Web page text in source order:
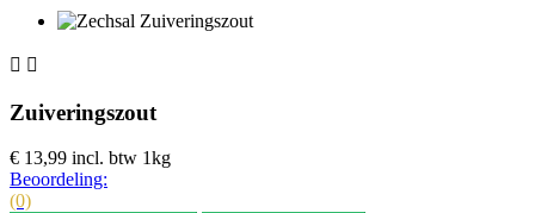
 
Zuiveringszout
€ 13,99 incl. btw 1kg
Beoordeling:
(0)